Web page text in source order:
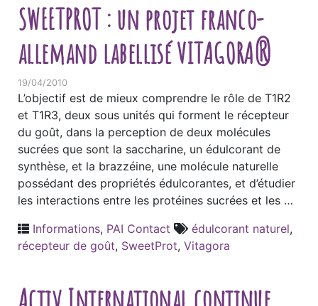
SWEETPROT : un projet franco-
allemand labellisé VITAGORA®
19/04/2010
L’objectif est de mieux comprendre le rôle de T1R2
et T1R3, deux sous unités qui forment le récepteur
du goût, dans la perception de deux molécules
sucrées que sont la saccharine, un édulcorant de
synthèse, et la brazzéine, une molécule naturelle
possédant des propriétés édulcorantes, et d’étudier
les interactions entre les protéines sucrées et les …
Informations, PAI Contact édulcorant naturel,
récepteur de goût, SweetProt, Vitagora